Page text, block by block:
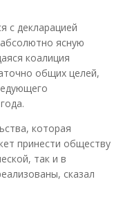
с декларацией
ясную
коалиция
общих целей,
которая
принести обществу
так и в
сказал